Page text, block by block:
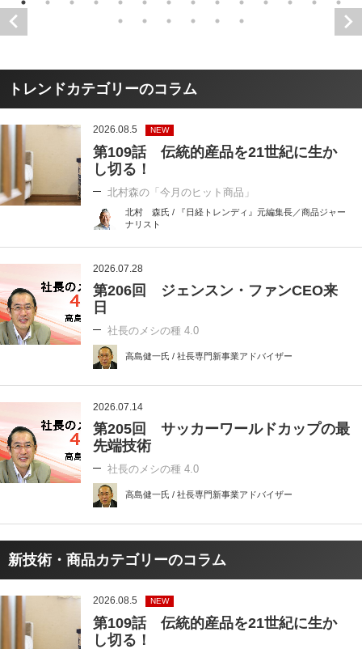
トレンドカテゴリーのコラム
2026.08.5 NEW
第109話 伝統的産品を21世紀に生か
し切る！
北村森の「今月のヒット商品」
北村 森氏 / 『日経トレンディ』元編集長／商品ジャー
ナリスト
2026.07.28
第206回 ジェンスン・ファンCEO来
日
社長のメシの種 4.0
高島健一氏 / 社長専門新事業アドバイザー
2026.07.14
第205回 サッカーワールドカップの最
先端技術
社長のメシの種 4.0
高島健一氏 / 社長専門新事業アドバイザー
新技術・商品カテゴリーのコラム
2026.08.5 NEW
第109話 伝統的産品を21世紀に生か
し切る！